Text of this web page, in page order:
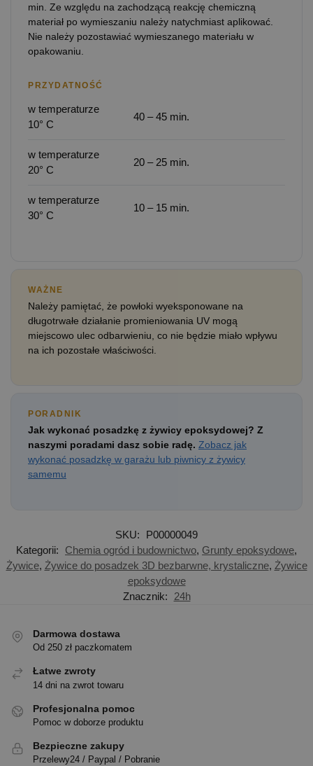
min. Ze względu na zachodzącą reakcję chemiczną
materiał po wymieszaniu należy natychmiast aplikować.
Nie należy pozostawiać wymieszanego materiału w
opakowaniu.
PRZYDATNOŚĆ
w temperaturze
10° C
40 – 45 min.
w temperaturze
20° C
20 – 25 min.
w temperaturze
30° C
10 – 15 min.
WAŻNE
Należy pamiętać, że powłoki wyeksponowane na
długotrwałe działanie promieniowania UV mogą
miejscowo ulec odbarwieniu, co nie będzie miało wpływu
na ich pozostałe właściwości.
PORADNIK
Jak wykonać posadzkę z żywicy epoksydowej? Z
naszymi poradami dasz sobie radę. Zobacz jak
wykonać posadzkę w garażu lub piwnicy z żywicy
samemu
SKU:
P00000049
Kategorii:
Chemia ogród i budownictwo, Grunty epoksydowe,
Żywice, Żywice do posadzek 3D bezbarwne, krystaliczne, Żywice
epoksydowe
Znacznik:
24h
Darmowa dostawa
Od 250 zł paczkomatem
Łatwe zwroty
14 dni na zwrot towaru
Profesjonalna pomoc
Pomoc w doborze produktu
Bezpieczne zakupy
Przelewy24 / Paypal / Pobranie